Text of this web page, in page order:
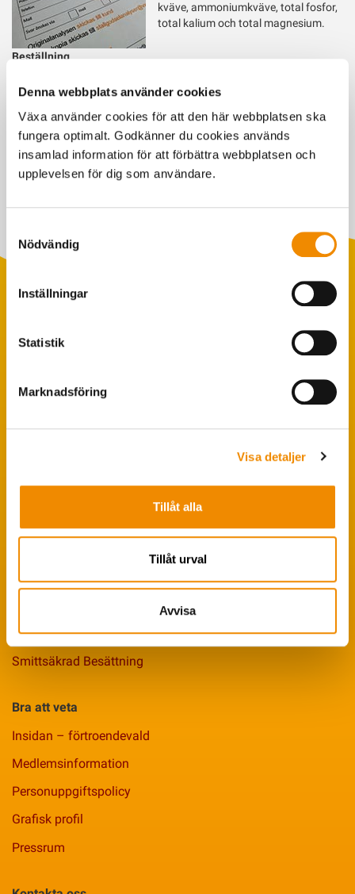
Denna webbplats använder cookies
Växa använder cookies för att den här webbplatsen ska
fungera optimalt. Godkänner du cookies används
insamlad information för att förbättra webbplatsen och
upplevelsen för dig som användare.
Nödvändig
Inställningar
Statistik
Marknadsföring
Visa detaljer
Tillåt alla
Tillåt urval
Avvisa
kväve, ammoniumkväve, total fosfor,
total kalium och total magnesium.
Beställning
Prata med Annika Stenström.
Senast uppdaterad: 25 februari 2020
Populära sökningar
Avbytarservice
Fruktsamhetsservice
Ledarpraktikan
Smittsäkrad Besättning
Bra att veta
Insidan – förtroendevald
Medlemsinformation
Personuppgiftspolicy
Grafisk profil
Pressrum